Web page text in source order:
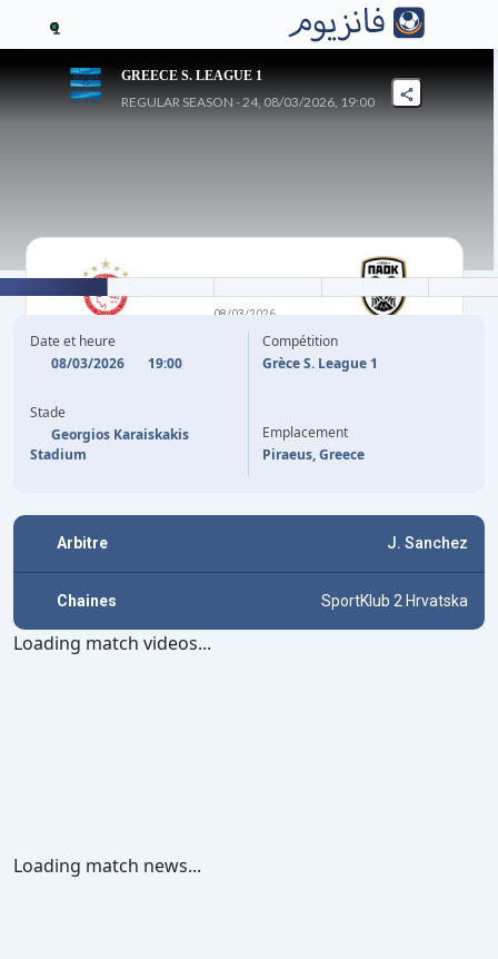
1
GREECE S. LEAGUE 1
REGULAR SEASON - 24, 08/03/2026, 19:00
OLYMPIACOS FC
08/03/2026
THESSALONIKI
Date et heure
08/03/2026
19:00
Stade
Georgios Karaiskakis
Stadium
Compétition
Grèce S. League 1
Emplacement
Piraeus, Greece
Arbitre J. Sanchez
Chaines SportKlub 2 Hrvatska
Loading match videos...
Loading match news...